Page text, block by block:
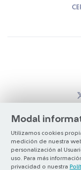
Modal
Utilizamos cookies
medición de nuestra
personalización al
uso. Para más
privacidad o nuestra
©